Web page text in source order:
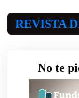
REVISTA
No te